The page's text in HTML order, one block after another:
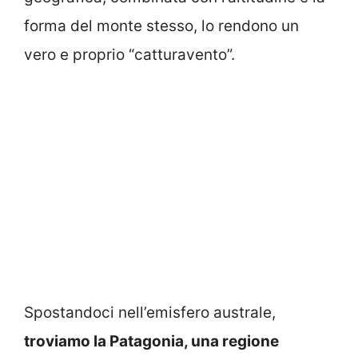
forma del monte stesso, lo rendono un
vero e proprio “catturavento”.
Spostandoci nell’emisfero australe,
troviamo la Patagonia, una regione